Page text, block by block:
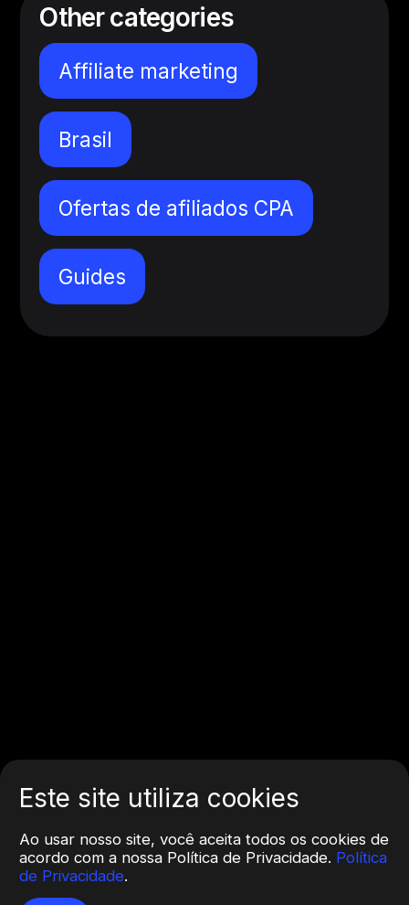
Este site utiliza cookies
Ao usar nosso site, você aceita todos os cookies de
acordo com a nossa Política de Privacidade. Política
de Privacidade.
Other categories
Affiliate marketing
Brasil
Ofertas de afiliados CPA
Guides